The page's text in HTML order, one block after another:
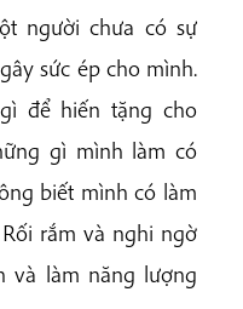
người chưa có sự
sức ép cho mình.
để hiến tặng cho
gì mình làm có
biết mình có làm
rắm và nghi ngờ
và làm năng lượng